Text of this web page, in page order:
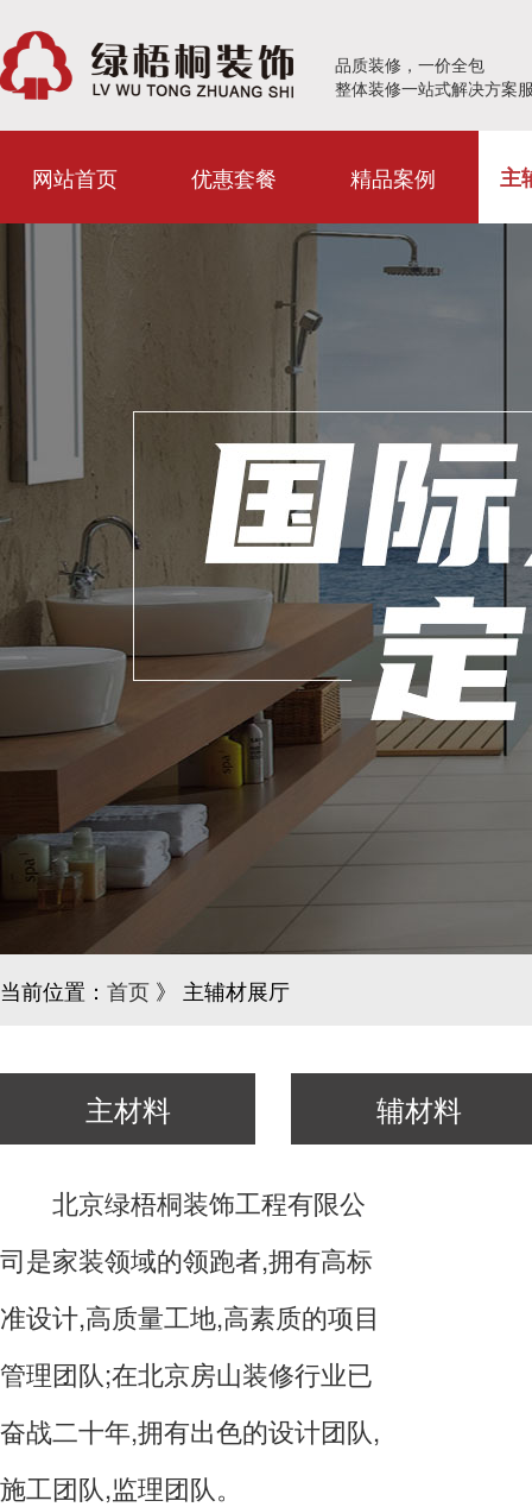
品质装修，一价全包
整体装修一站式解决方案
网站首页 优惠套餐 精品案例 主
当前位置： 首页 》 主辅材展厅
主材料 辅材料
北京绿梧桐装饰工程有限公
司是家装领域的领跑者,拥有高标
准设计,高质量工地,高素质的项目
管理团队;在北京房山装修行业已
奋战二十年,拥有出色的设计团队,
施工团队,监理团队。